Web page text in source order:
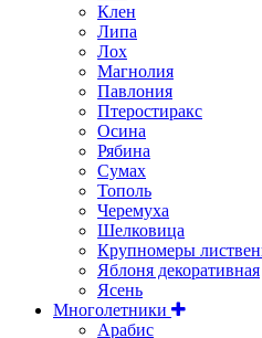
Клен
Липа
Лох
Магнолия
Павлония
Птеростиракс
Осина
Рябина
Сумах
Тополь
Черемуха
Шелковица
Крупномеры
Яблоня декоративная
Ясень
Многолетники
Арабис